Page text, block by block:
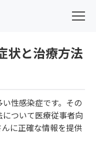
状と治療方法
性感染症です。その
ついて医療従事者向
に正確な情報を提供